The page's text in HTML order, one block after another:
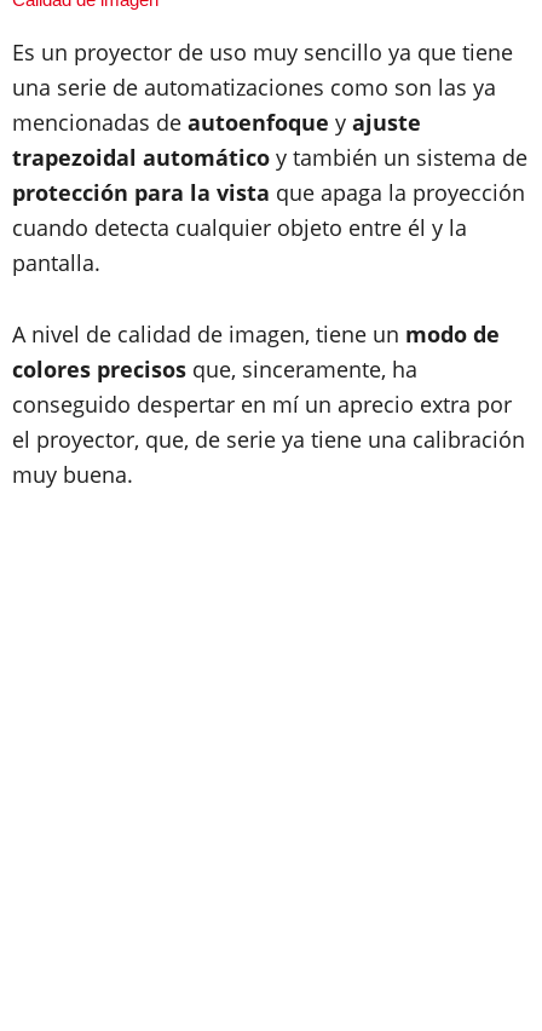
Es un proyector de uso muy sencillo ya que tiene
una serie de automatizaciones como son las ya
mencionadas de autoenfoque y ajuste
trapezoidal automático y también un sistema de
protección para la vista que apaga la proyección
cuando detecta cualquier objeto entre él y la
pantalla.
A nivel de calidad de imagen, tiene un modo de
colores precisos que, sinceramente, ha
conseguido despertar en mí un aprecio extra por
el proyector, que, de serie ya tiene una calibración
muy buena.